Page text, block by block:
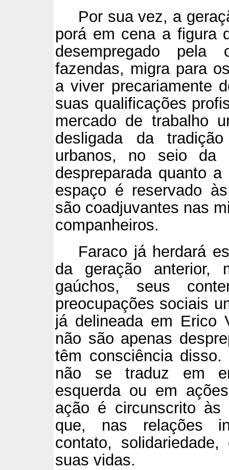
Por sua vez, a
porá em cena a figura
desempregado pela
fazendas, migra para
a viver precariamente
suas qualificações
mercado de trabalho
desligada da
urbanos, no seio da
despreparada quanto
espaço é reservado
são coadjuvantes nas
companheiros.
Faraco já herdará
da geração anterior,
gaúchos, seus
preocupações sociais
já delineada em Erico
não são apenas
têm consciência
não se traduz em
esquerda ou em
ação é circunscrito às
que, nas relações
contato,
suas vidas.